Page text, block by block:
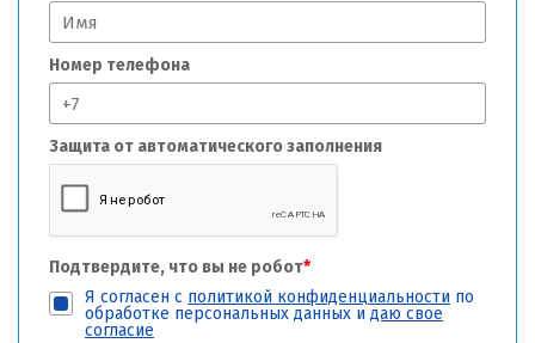
Номер телефона
Защита от автоматического заполнения
Подтвердите, что вы не робот*
Я согласен с политикой конфиденциальности по
обработке персональных данных и даю свое
согласие